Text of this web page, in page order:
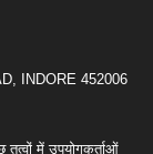
INDORE 452006
में उपयोगकर्ताओं